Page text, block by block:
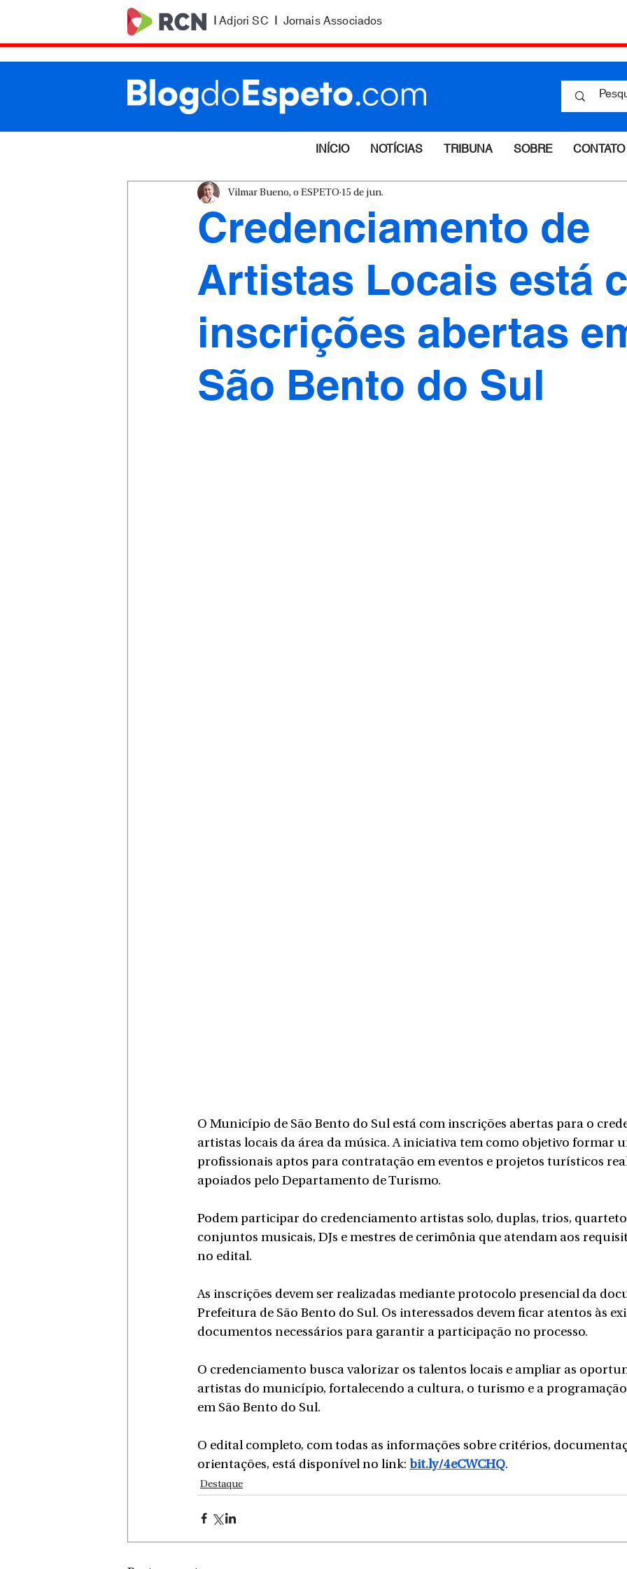
|Adjori SC | Jornais Associados
INÍCIO NOTÍCIAS TRIBUNA SOBRE CONTATO
Credenciamento de
Artistas Locais está
inscrições abertas
São Bento do Sul
Vilmar Bueno, o ESPETO 15 de jun.
O Município de São Bento do Sul está com inscrições abertas para o
artistas locais da área da música. A iniciativa tem como objetivo formar
profissionais aptos para contratação em eventos e projetos turísticos
apoiados pelo Departamento de Turismo.
Podem participar do credenciamento artistas solo, duplas, trios,
conjuntos musicais, DJs e mestres de cerimônia que atendam aos
no edital.
As inscrições devem ser realizadas mediante protocolo presencial da
Prefeitura de São Bento do Sul. Os interessados devem ficar atentos às
documentos necessários para garantir a participação no processo.
O credenciamento busca valorizar os talentos locais e ampliar as
artistas do município, fortalecendo a cultura, o turismo e a
em São Bento do Sul.
O edital completo, com todas as informações sobre critérios,
orientações, está disponível no link: bit.ly/4eCWCHQ.
Destaque